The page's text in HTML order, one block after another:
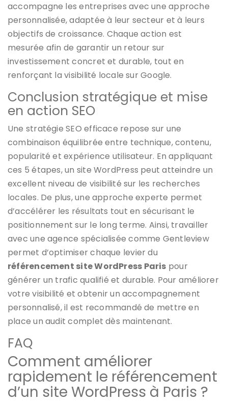
accompagne les entreprises avec une approche
personnalisée, adaptée à leur secteur et à leurs
objectifs de croissance. Chaque action est
mesurée afin de garantir un retour sur
investissement concret et durable, tout en
renforçant la visibilité locale sur Google.
Conclusion stratégique et mise
en action SEO
Une stratégie SEO efficace repose sur une
combinaison équilibrée entre technique, contenu,
popularité et expérience utilisateur. En appliquant
ces 5 étapes, un site WordPress peut atteindre un
excellent niveau de visibilité sur les recherches
locales. De plus, une approche experte permet
d’accélérer les résultats tout en sécurisant le
positionnement sur le long terme. Ainsi, travailler
avec une agence spécialisée comme Gentleview
permet d’optimiser chaque levier du
référencement site WordPress Paris pour
générer un trafic qualifié et durable. Pour améliorer
votre visibilité et obtenir un accompagnement
personnalisé, il est recommandé de mettre en
place un audit complet dès maintenant.
FAQ
Comment améliorer
rapidement le référencement
d’un site WordPress à Paris ?